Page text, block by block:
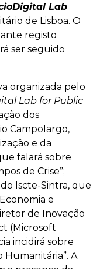
Lab
de Lisboa. O
registo
ser seguido
organizada pelo
Lab for Public
dos
Campolargo,
e da
falará sobre
de Crise”;
Iscte-Sintra, que
e
de Inovação
(Microsoft
incidirá sobre
Humanitária”. A